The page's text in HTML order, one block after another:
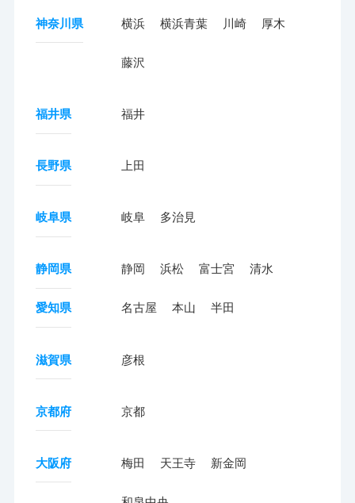
神奈川県 横浜 横浜青葉 川崎 厚木
藤沢
福井県 福井
長野県 上田
岐阜県 岐阜 多治見
静岡県 静岡 浜松 富士宮 清水
愛知県 名古屋 本山 半田
滋賀県 彦根
京都府 京都
大阪府 梅田 天王寺 新金岡